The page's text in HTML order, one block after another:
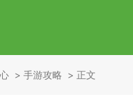
手游攻略 正文